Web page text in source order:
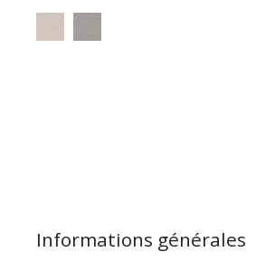
Informations générales